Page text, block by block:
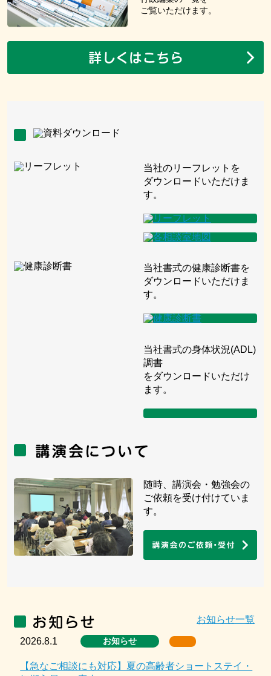
ご覧いただけます。
当社のリーフレットを
ダウンロードいただけま
す。
当社書式の健康診断書を
ダウンロードいただけま
す。
当社書式の身体状況(ADL)
調書
をダウンロードいただけ
ます。
随時、講演会・勉強会の
ご依頼を受け付けていま
す。
お知らせ一覧
2026.8.1 お知らせ
【急なご相談にも対応】夏の高齢者ショートステイ・